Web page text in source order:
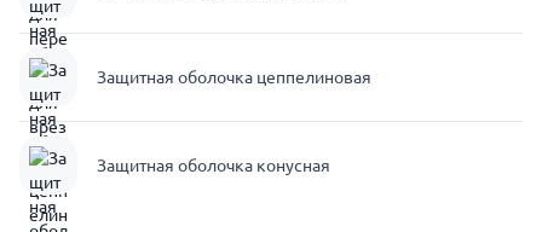
Защитная оболочка цеппелиновая
Защитная оболочка конусная